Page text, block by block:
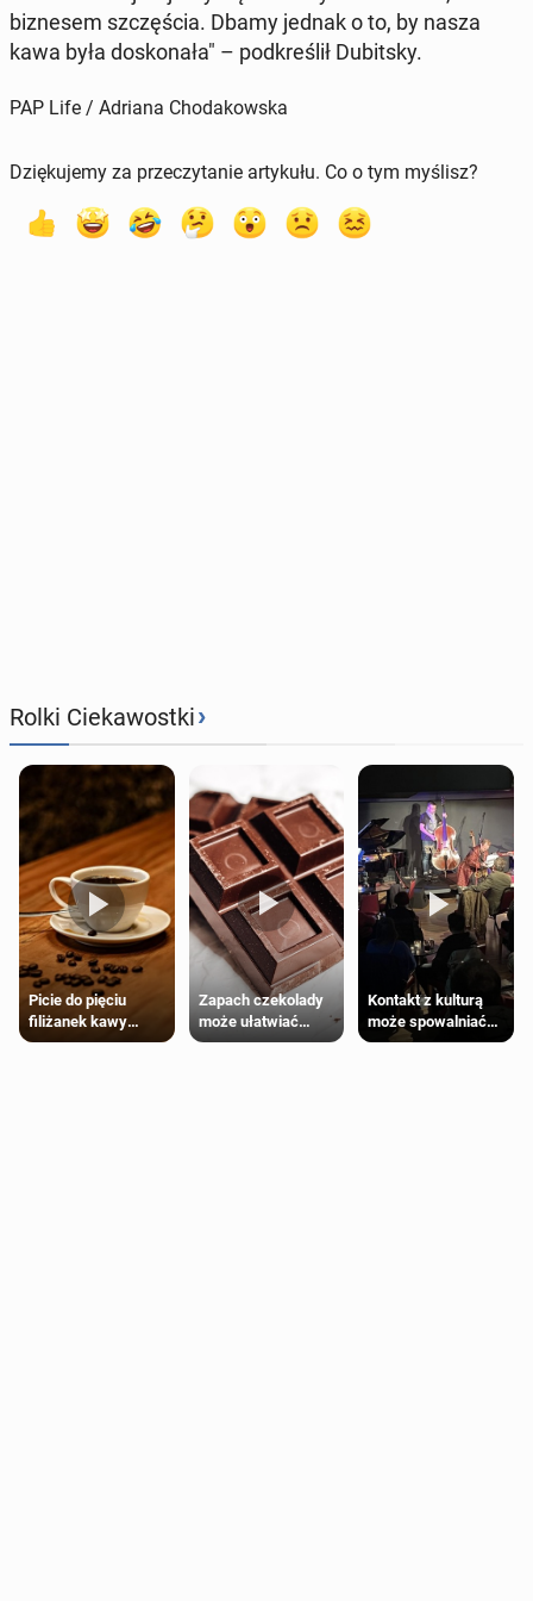
biz­ne­sem szczę­ścia. Dbamy jednak o to, by nasza
kawa była do­sko­na­ła" – pod­kre­ślił Du­bit­sky.
PAP Life / Adriana Chodakowska
Dziękujemy za przeczytanie artykułu. Co o tym myślisz?
Rolki Ciekawostki›
Picie do pięciu
filiżanek kawy
dziennie jest
Zapach czekolady
może ułatwiać
trening siłowy
Kontakt z kulturą
może spowalniać
starzenie